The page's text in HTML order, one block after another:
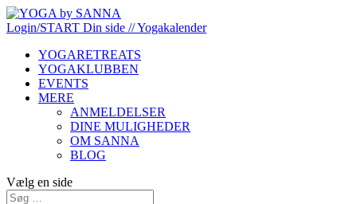
Login/START Din side // Yogakalender
YOGARETREATS
YOGAKLUBBEN
EVENTS
MERE
ANMELDELSER
DINE MULIGHEDER
OM SANNA
BLOG
Vælg en side